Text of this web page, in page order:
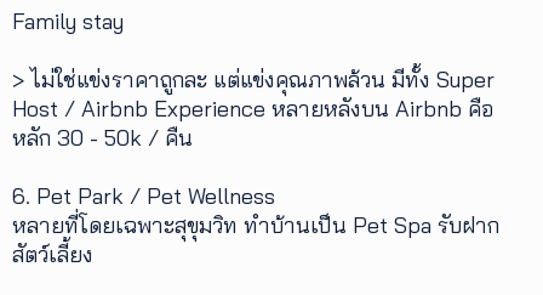
Family stay
> ไม่ใช่แข่งราคาถูกละ แต่แข่งคุณภาพล้วน มีทั้ง Super
Host / Airbnb Experience หลายหลังบน Airbnb คือ
หลัก 30 - 50k / คืน
6. Pet Park / Pet Wellness
หลายที่โดยเฉพาะสุขุมวิท ทำบ้านเป็น Pet Spa รับฝาก
สัตว์เลี้ยง